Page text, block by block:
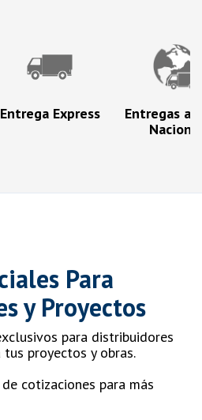
Entrega Express
Entregas a
Nacional
Para
y Proyectos
para distribuidores
proyectos y obras.
cotizaciones para más